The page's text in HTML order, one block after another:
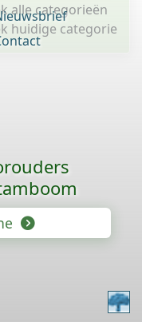
alle categorieën
huidige categorie